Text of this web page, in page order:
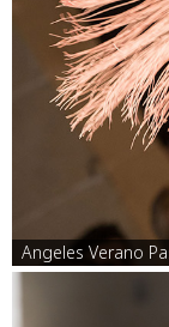
Angeles Verano